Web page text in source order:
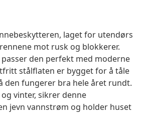
laget for utendørs
mot rusk og blokkerer.
den perfekt med moderne
stålflaten er bygget for å tåle
fungerer bra hele året rundt.
vinter, sikrer denne
jevn vannstrøm og holder huset